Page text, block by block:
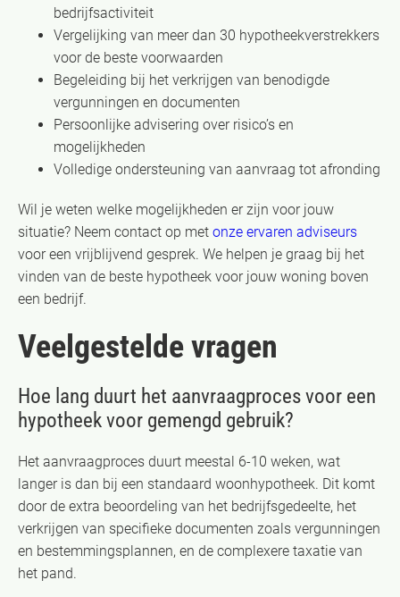
bedrijfsactiviteit
Vergelijking van meer dan 30 hypotheekverstrekkers
voor de beste voorwaarden
Begeleiding bij het verkrijgen van benodigde
vergunningen en documenten
Persoonlijke advisering over risico’s en
mogelijkheden
Volledige ondersteuning van aanvraag tot afronding
Wil je weten welke mogelijkheden er zijn voor jouw
situatie? Neem contact op met onze ervaren adviseurs
voor een vrijblijvend gesprek. We helpen je graag bij het
vinden van de beste hypotheek voor jouw woning boven
een bedrijf.
Veelgestelde vragen
Hoe lang duurt het aanvraagproces voor een
hypotheek voor gemengd gebruik?
Het aanvraagproces duurt meestal 6-10 weken, wat
langer is dan bij een standaard woonhypotheek. Dit komt
door de extra beoordeling van het bedrijfsgedeelte, het
verkrijgen van specifieke documenten zoals vergunningen
en bestemmingsplannen, en de complexere taxatie van
het pand.